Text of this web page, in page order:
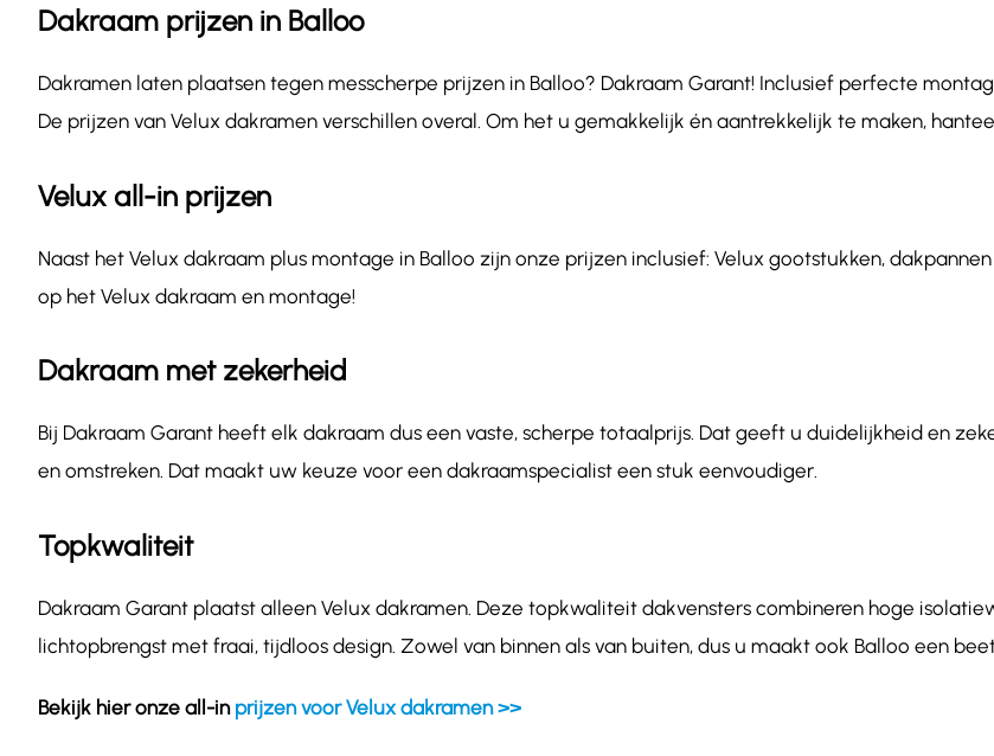
Dakraam prijzen in Balloo
Dakramen laten plaatsen tegen messcherpe prijzen in Balloo? Dakraam Garant! Inclusief perfecte
De prijzen van Velux dakramen verschillen overal. Om het u gemakkelijk én aantrekkelijk te maken,
Velux all-in prijzen
Naast het Velux dakraam plus montage in Balloo zijn onze prijzen inclusief: Velux gootstukken,
op het Velux dakraam en montage!
Dakraam met zekerheid
Bij Dakraam Garant heeft elk dakraam dus een vaste, scherpe totaalprijs. Dat geeft u duidelijkheid en
en omstreken. Dat maakt uw keuze voor een dakraamspecialist een stuk eenvoudiger.
Topkwaliteit
Dakraam Garant plaatst alleen Velux dakramen. Deze topkwaliteit dakvensters combineren hoge
lichtopbrengst met fraai, tijdloos design. Zowel van binnen als van buiten, dus u maakt ook Balloo een
Bekijk hier onze all-in prijzen voor Velux dakramen >>